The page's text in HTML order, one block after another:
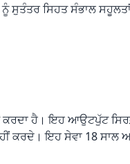
ਸਿਹਤ ਸੰਭਾਲ
ਹੈ। ਇਹ ਆਉਟਪੁੱਟ
ਕਰਦੇ। ਇਹ ਸੇਵਾ 18